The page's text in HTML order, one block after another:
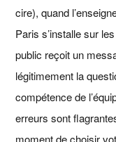
cire), quand
Paris s’installe sur
public reçoit un
légitimement la
compétence de
erreurs sont